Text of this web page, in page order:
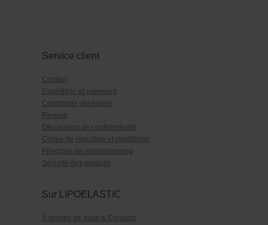
Service client
Contact
Expédition et paiement
Conditions générales
Revenir
Déclaration de confidentialité
Codes de réduction et conditions
Principes de whistleblowing
Sécurité des produits
Sur LIPOELASTIC
À propos de nous & Contacts